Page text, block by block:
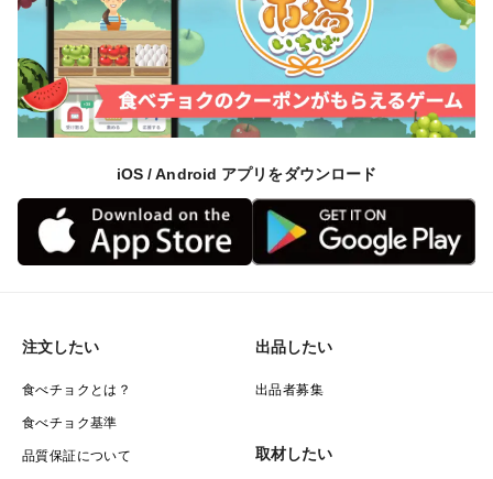
iOS / Android アプリをダウンロード
注文したい
食べチョクとは？
食べチョク基準
品質保証について
出品したい
出品者募集
取材したい